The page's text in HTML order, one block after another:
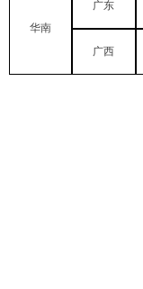
华南
广东
广西